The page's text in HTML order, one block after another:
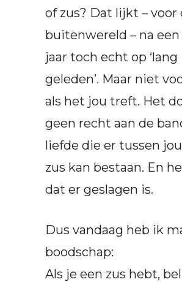
of zus? Dat lijkt – voor
buitenwereld – na een
jaar toch echt op ‘lang
geleden’. Maar niet
als het jou treft. Het
geen recht aan de
liefde die er tussen
zus kan bestaan. En
dat er geslagen is.
Dus vandaag heb ik
boodschap:
Als je een zus hebt,